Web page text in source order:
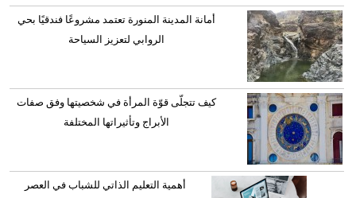
أمانة المدينة المنورة تعتمد مشروعًا فندقيًا بحي
الروابي لتعزيز السياحة
كيف تتجلّى قوّة المرأة في شخصيتها وفق صفات
الأبراج وتأثيراتها المختلفة
أهمية التعليم الذاتي للشباب في العصر